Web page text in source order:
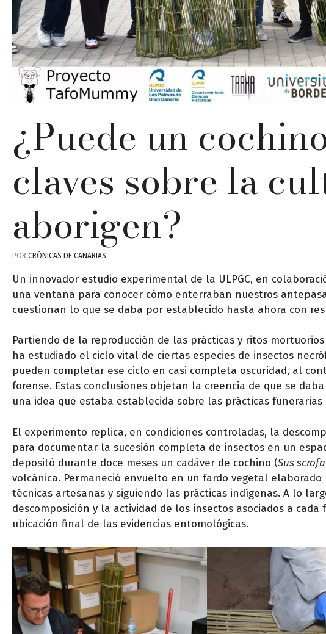
¿Puede un
claves sobre la
aborigen?
POR CRÓNICAS DE CANARIAS
Un innovador estudio experimental de la ULPGC, en
una ventana para conocer cómo enterraban nuestros
cuestionan lo que se daba por establecido hasta ahora con
Partiendo de la reproducción de las prácticas y ritos
ha estudiado el ciclo vital de ciertas especies de insectos
pueden completar ese ciclo en casi completa oscuridad, al
forense. Estas conclusiones objetan la creencia de que se
una idea que estaba establecida sobre las prácticas
El experimento replica, en condiciones controladas, la
para documentar la sucesión completa de insectos en un
depositó durante doce meses un cadáver de cochino (Sus
volcánica. Permaneció envuelto en un fardo vegetal
técnicas artesanas y siguiendo las prácticas indígenas. A lo
descomposición y la actividad de los insectos asociados a
ubicación final de las evidencias entomológicas.